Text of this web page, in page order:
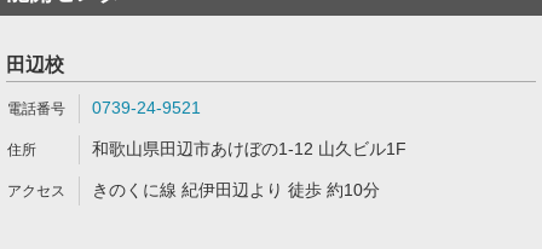
田辺校
0739-24-9521
和歌山県田辺市あけぼの1-12 山久ビル1F
きのくに線 紀伊田辺より 徒歩 約10分